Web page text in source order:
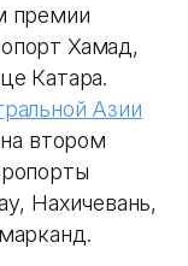
премии
Хамад,
Катара.
Азии
втором
Нахичевань,